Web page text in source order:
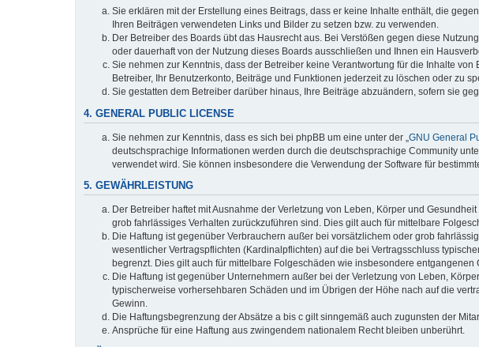
Sie erklären mit der Erstellung eines Beitrags, dass er keine Inhalte enthält, die
Ihren Beiträgen verwendeten Links und Bilder zu setzen bzw. zu verwenden.
Der Betreiber des Boards übt das Hausrecht aus. Bei Verstößen gegen diese
oder dauerhaft von der Nutzung dieses Boards ausschließen und Ihnen ein
Sie nehmen zur Kenntnis, dass der Betreiber keine Verantwortung für die Inhalte
Betreiber, Ihr Benutzerkonto, Beiträge und Funktionen jederzeit zu löschen oder zu
Sie gestatten dem Betreiber darüber hinaus, Ihre Beiträge abzuändern, sofern sie
4. GENERAL PUBLIC LICENSE
Sie nehmen zur Kenntnis, dass es sich bei phpBB um eine unter der „ GNU General
deutschsprachige Informationen werden durch die deutschsprachige Community
verwendet wird. Sie können insbesondere die Verwendung der Software für
5. GEWÄHRLEISTUNG
Der Betreiber haftet mit Ausnahme der Verletzung von Leben, Körper und
grob fahrlässiges Verhalten zurückzuführen sind. Dies gilt auch für mittelbare
Die Haftung ist gegenüber Verbrauchern außer bei vorsätzlichem oder grob
wesentlicher Vertragspflichten (Kardinalpflichten) auf die bei Vertragsschluss
begrenzt. Dies gilt auch für mittelbare Folgeschäden wie insbesondere entgangenen
Die Haftung ist gegenüber Unternehmern außer bei der Verletzung von Leben,
typischerweise vorhersehbaren Schäden und im Übrigen der Höhe nach auf die
Gewinn.
Die Haftungsbegrenzung der Absätze a bis c gilt sinngemäß auch zugunsten der
Ansprüche für eine Haftung aus zwingendem nationalem Recht bleiben unberührt.